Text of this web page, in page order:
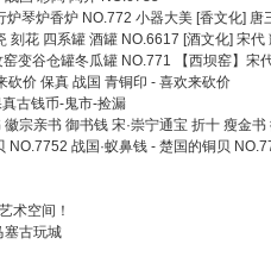
[香文化] 唐
[酒文化] 宋
【西坝窑】宋
保真 战国 青铜印 - 喜欢来砍价
古钱币-鬼市-捡漏
宋·崇宁通宝 折十 瘦金
战国·蚁鼻钱 - 楚国的铜贝
术空间！
塞古玩城